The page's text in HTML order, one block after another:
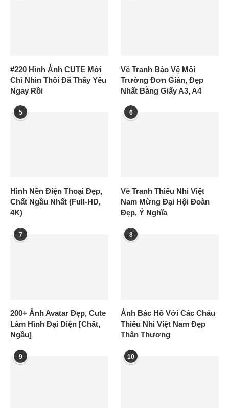
#220 Hình Ảnh CUTE Mới
Chỉ Nhìn Thôi Đã Thấy Yêu
Ngay Rồi
Vẽ Tranh Bảo Vệ Môi
Trường Đơn Giản, Đẹp
Nhất Bằng Giấy A3, A4
5
Hình Nền Điện Thoại Đẹp,
Chất Ngầu Nhất (Full-HD,
4K)
6
Vẽ Tranh Thiếu Nhi Việt
Nam Mừng Đại Hội Đoàn
Đẹp, Ý Nghĩa
7
200+ Ảnh Avatar Đẹp, Cute
Làm Hình Đại Diện [Chất,
Ngầu]
8
Ảnh Bác Hồ Với Các Cháu
Thiếu Nhi Việt Nam Đẹp
Thân Thương
9 10